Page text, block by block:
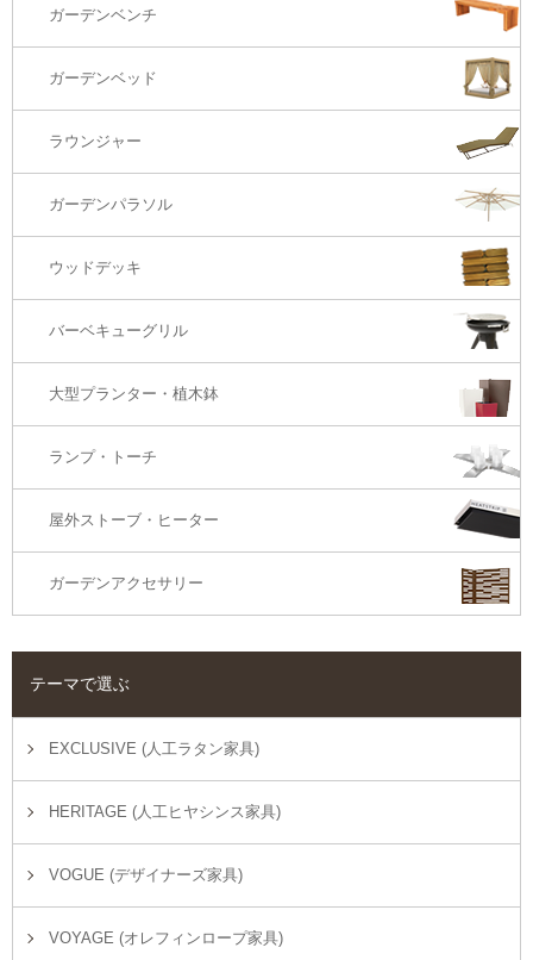
コーヒーテーブル
カウンター・バーテーブル
カウンター・バーチェアー
ガーデンソファTOP
3Sソファ
オットマン・スツール
ガーデンベンチ
ガーデンベッド
ラウンジャー
ガーデンパラソル
ウッドデッキ
バーベキューグリル
大型プランター・植木鉢
ランプ・トーチ
屋外ストーブ・ヒーター
ガーデンアクセサリー
テーマで選ぶ
EXCLUSIVE (人工ラタン家具)
HERITAGE (人工ヒヤシンス家具)
VOGUE (デザイナーズ家具)
VOYAGE (オレフィンロープ家具)